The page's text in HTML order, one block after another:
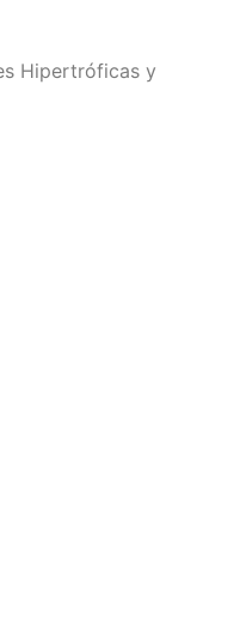
Hipertróficas y